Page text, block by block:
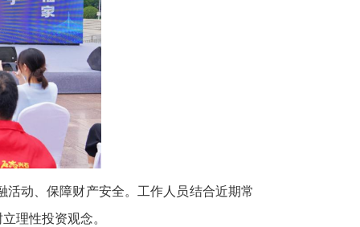
动、保障财产安全。工作人员结合近期常
理性投资观念。